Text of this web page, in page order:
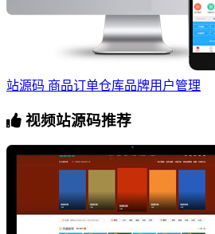
站源码 商品订单仓库品牌用户管理
视频站源码推荐